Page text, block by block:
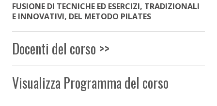
FUSIONE DI TECNICHE ED ESERCIZI, TRADIZIONALI
E INNOVATIVI, DEL METODO PILATES
Docenti del corso >>
Visualizza Programma del corso